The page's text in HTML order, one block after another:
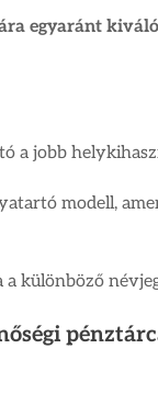
egyaránt
a jobb
modell,
különböző